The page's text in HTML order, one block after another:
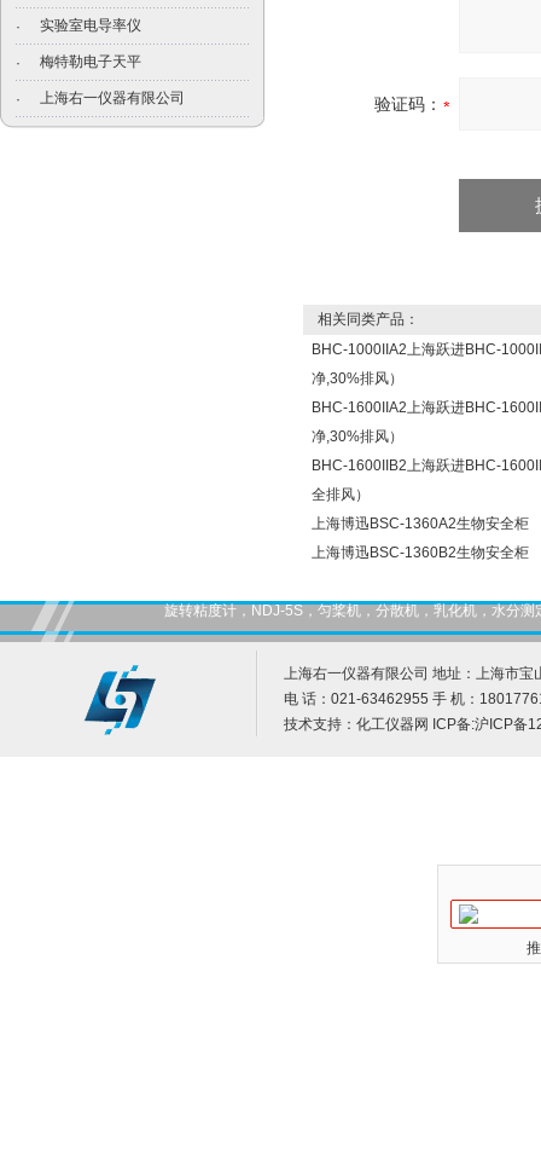
· 实验室电导率仪
· 梅特勒电子天平
· 上海右一仪器有限公司 验证码：
相关同类产品：
BHC-1000IIA2上海跃进BHC-
净,30%排风）
BHC-1600IIA2上海跃进BHC-
净,30%排风）
BHC-1600IIB2上海跃进BHC-
全排风）
上海博迅BSC-1360A2生物安全柜
上海博迅BSC-1360B2生物安全柜
旋转粘度计，NDJ-5S，匀桨机，分散机，乳化机，水分
上海右一仪器有限公司 地址：上海市宝
电 话：021-63462955 手 机：
技术支持： 化工仪器网 ICP备:沪ICP备